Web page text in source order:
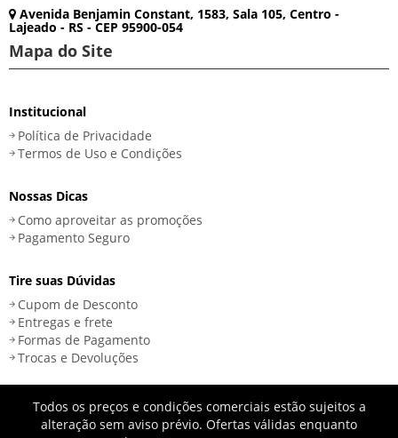
Avenida Benjamin Constant, 1583, Sala 105, Centro -
Lajeado - RS - CEP 95900-054
Mapa do Site
Institucional
Política de Privacidade
Termos de Uso e Condições
Nossas Dicas
Como aproveitar as promoções
Pagamento Seguro
Tire suas Dúvidas
Cupom de Desconto
Entregas e frete
Formas de Pagamento
Trocas e Devoluções
Todos os preços e condições comerciais estão sujeitos a
alteração sem aviso prévio. Ofertas válidas enquanto